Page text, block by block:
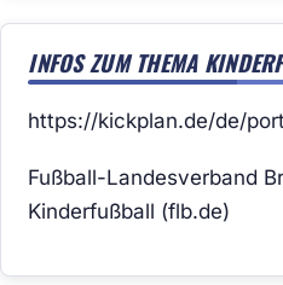
INFOS ZUM THEMA
https://kickplan.de/de/
Fußball-Landesverband
Kinderfußball (flb.de)